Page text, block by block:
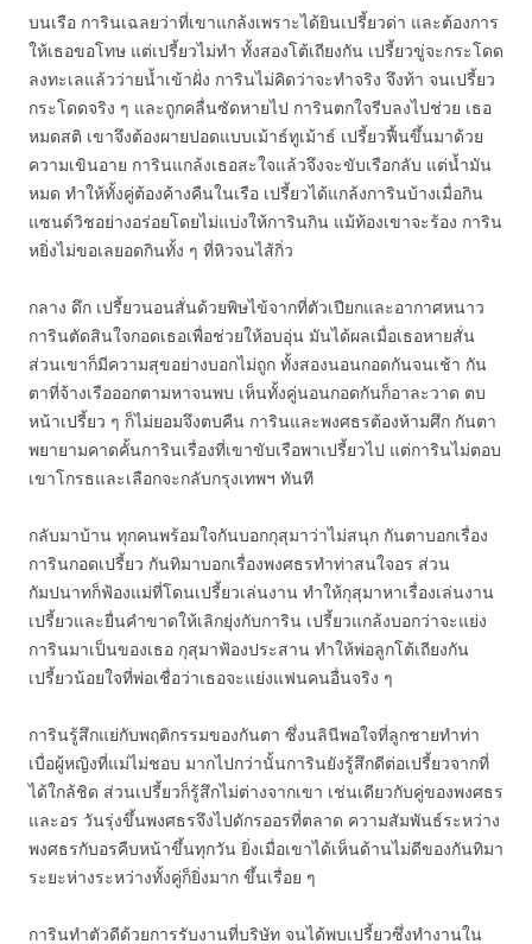
บนเรือ การินเฉลยว่าที่เขาแกล้งเพราะได้ยินเปรี้ยวด่า และต้องการ
ให้เธอขอโทษ แต่เปรี้ยวไม่ทำ ทั้งสองโต้เถียงกัน เปรี้ยวขู่จะกระโดด
ลงทะเลแล้วว่ายน้ำเข้าฝั่ง การินไม่คิดว่าจะทำจริง จึงท้า จนเปรี้ยว
กระโดดจริง ๆ และถูกคลื่นซัดหายไป การินตกใจรีบลงไปช่วย เธอ
หมดสติ เขาจึงต้องผายปอดแบบเม้าธ์ทูเม้าธ์ เปรี้ยวฟื้นขึ้นมาด้วย
ความเขินอาย การินแกล้งเธอสะใจแล้วจึงจะขับเรือกลับ แต่น้ำมัน
หมด ทำให้ทั้งคู่ต้องค้างคืนในเรือ เปรี้ยวได้แกล้งการินบ้างเมื่อกิน
แซนด์วิชอย่างอร่อยโดยไม่แบ่งให้การินกิน แม้ท้องเขาจะร้อง การิน
หยิ่งไม่ขอเลยอดกินทั้ง ๆ ที่หิวจนไส้กิ่ว
กลาง ดึก เปรี้ยวนอนสั่นด้วยพิษไข้จากที่ตัวเปียกและอากาศหนาว
การินตัดสินใจกอดเธอเพื่อช่วยให้อบอุ่น มันได้ผลเมื่อเธอหายสั่น
ส่วนเขาก็มีความสุขอย่างบอกไม่ถูก ทั้งสองนอนกอดกันจนเช้า กัน
ตาที่จ้างเรือออกตามหาจนพบ เห็นทั้งคู่นอนกอดกันก็อาละวาด ตบ
หน้าเปรี้ยว ๆ ก็ไม่ยอมจึงตบคืน การินและพงศธรต้องห้ามศึก กันตา
พยายามคาดคั้นการินเรื่องที่เขาขับเรือพาเปรี้ยวไป แต่การินไม่ตอบ
เขาโกรธและเลือกจะกลับกรุงเทพฯ ทันที
กลับมาบ้าน ทุกคนพร้อมใจกันบอกกุสุมาว่าไม่สนุก กันตาบอกเรื่อง
การินกอดเปรี้ยว กันทิมาบอกเรื่องพงศธรทำท่าสนใจอร ส่วน
กัมปนาทก็ฟ้องแม่ที่โดนเปรี้ยวเล่นงาน ทำให้กุสุมาหาเรื่องเล่นงาน
เปรี้ยวและยื่นคำขาดให้เลิกยุ่งกับการิน เปรี้ยวแกล้งบอกว่าจะแย่ง
การินมาเป็นของเธอ กุสุมาฟ้องประสาน ทำให้พ่อลูกโต้เถียงกัน
เปรี้ยวน้อยใจที่พ่อเชื่อว่าเธอจะแย่งแฟนคนอื่นจริง ๆ
การินรู้สึกแย่กับพฤติกรรมของกันตา ซึ่งนลินีพอใจที่ลูกชายทำท่า
เบื่อผู้หญิงที่แม่ไม่ชอบ มากไปกว่านั้นการินยังรู้สึกดีต่อเปรี้ยวจากที่
ได้ใกล้ชิด ส่วนเปรี้ยวก็รู้สึกไม่ต่างจากเขา เช่นเดียวกับคู่ของพงศธร
และอร วันรุ่งขึ้นพงศธรจึงไปดักรออรที่ตลาด ความสัมพันธ์ระหว่าง
พงศธรกับอรคืบหน้าขึ้นทุกวัน ยิ่งเมื่อเขาได้เห็นด้านไม่ดีของกันทิมา
ระยะห่างระหว่างทั้งคู่ก็ยิ่งมาก ขึ้นเรื่อย ๆ
การินทำตัวดีด้วยการรับงานที่บริษัท จนได้พบเปรี้ยวซึ่งทำงานใน